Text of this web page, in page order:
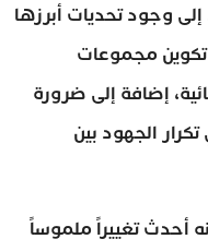
وجود تحديات أبرزها
مجموعات
إضافة إلى ضرورة
الجهود بين
أحدث تغييراً ملموساً